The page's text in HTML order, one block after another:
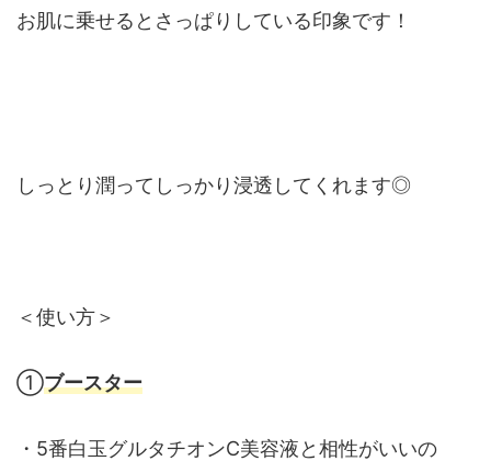
お肌に乗せるとさっぱりしている印象です！
しっとり潤ってしっかり浸透してくれます◎
＜使い方＞
①ブースター
・5番白玉グルタチオンC美容液と相性がいいの